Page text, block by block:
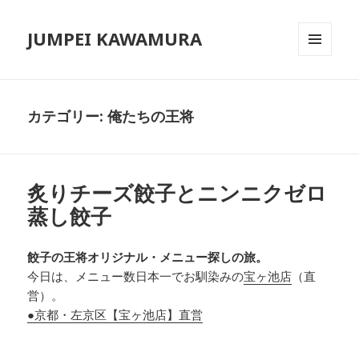
JUMPEI KAWAMURA
カテゴリー: 俺たちの王将
炙りチーズ餃子とニンニクゼロ
蒸し餃子
餃子の王将オリジナル・メニュー探しの旅。
今日は、メニュー数日本一でお馴染みの宝ヶ池店 （直
営）。
●京都・左京区【宝ヶ池店】直営